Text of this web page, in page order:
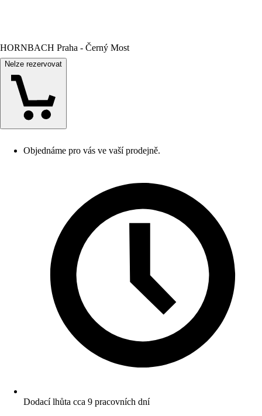
HORNBACH Praha - Černý Most
Nelze rezervovat
Objednáme pro vás ve vaší prodejně.
Dodací lhůta cca 9 pracovních dní